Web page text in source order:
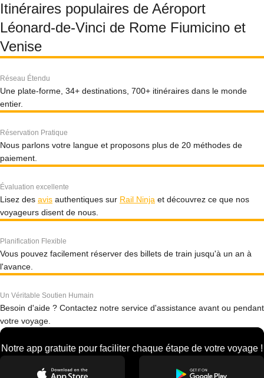
Itinéraires populaires de Aéroport
Léonard-de-Vinci de Rome Fiumicino et
Venise
Réseau Étendu
Une plate-forme, 34+ destinations, 700+ itinéraires dans le monde
entier.
Réservation Pratique
Nous parlons votre langue et proposons plus de 20 méthodes de
paiement.
Évaluation excellente
Lisez des avis authentiques sur Rail Ninja et découvrez ce que nos
voyageurs disent de nous.
Planification Flexible
Vous pouvez facilement réserver des billets de train jusqu'à un an à
l'avance.
Un Véritable Soutien Humain
Besoin d'aide ? Contactez notre service d'assistance avant ou pendant
votre voyage.
Notre app gratuite pour faciliter chaque étape de votre voyage !